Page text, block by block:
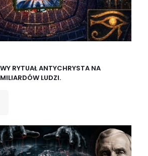
RYTUAŁ ANTYCHRYSTA NA
LUDZI.